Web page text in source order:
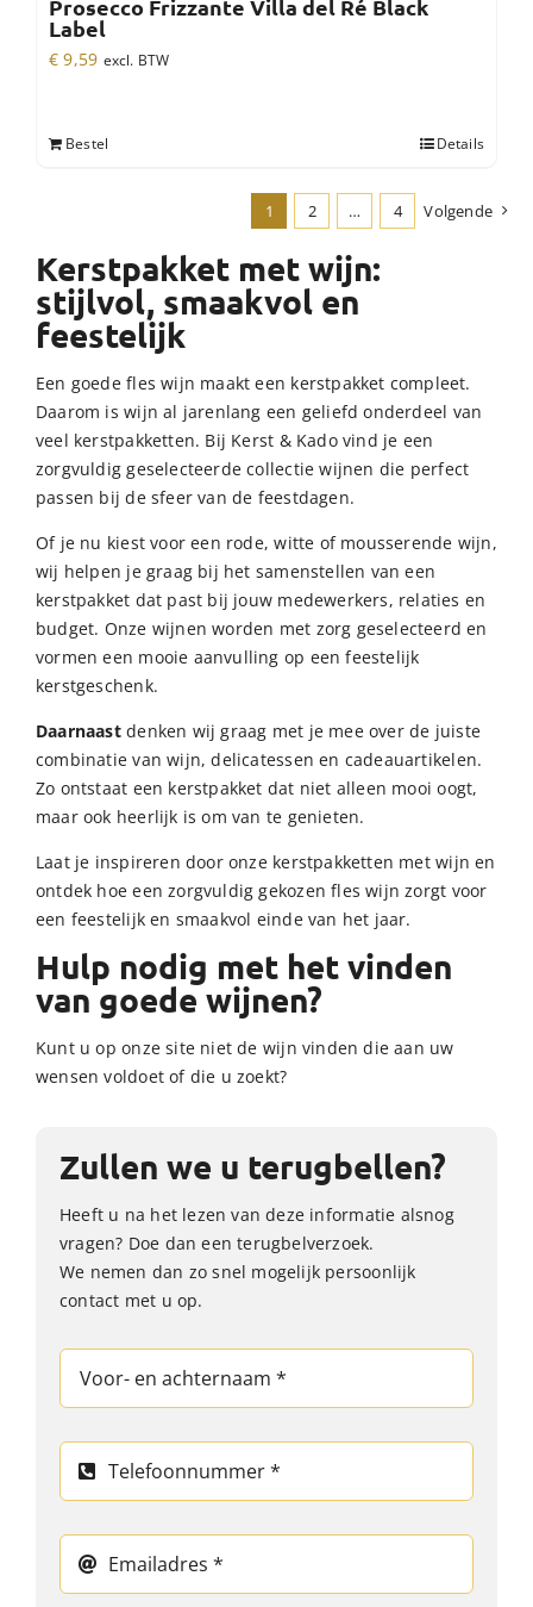
Prosecco Frizzante Villa del Ré Black
Label
€ 9,59 excl. BTW
Bestel Details
1 2 … 4 Volgende
Kerstpakket met wijn:
stijlvol, smaakvol en
feestelijk
Een goede fles wijn maakt een kerstpakket compleet.
Daarom is wijn al jarenlang een geliefd onderdeel van
veel kerstpakketten. Bij Kerst & Kado vind je een
zorgvuldig geselecteerde collectie wijnen die perfect
passen bij de sfeer van de feestdagen.
Of je nu kiest voor een rode, witte of mousserende wijn,
wij helpen je graag bij het samenstellen van een
kerstpakket dat past bij jouw medewerkers, relaties en
budget. Onze wijnen worden met zorg geselecteerd en
vormen een mooie aanvulling op een feestelijk
kerstgeschenk.
Daarnaastdenken wij graag met je mee over de juiste
combinatie van wijn, delicatessen en cadeauartikelen.
Zo ontstaat een kerstpakket dat niet alleen mooi oogt,
maar ook heerlijk is om van te genieten.
Laat je inspireren door onze kerstpakketten met wijn en
ontdek hoe een zorgvuldig gekozen fles wijn zorgt voor
een feestelijk en smaakvol einde van het jaar.
Hulp nodig met het vinden
van goede wijnen?
Kunt u op onze site niet de wijn vinden die aan uw
wensen voldoet of die u zoekt?
Zullen we u terugbellen?
Heeft u na het lezen van deze informatie alsnog
vragen? Doe dan een terugbelverzoek.
We nemen dan zo snel mogelijk persoonlijk
contact met u op.